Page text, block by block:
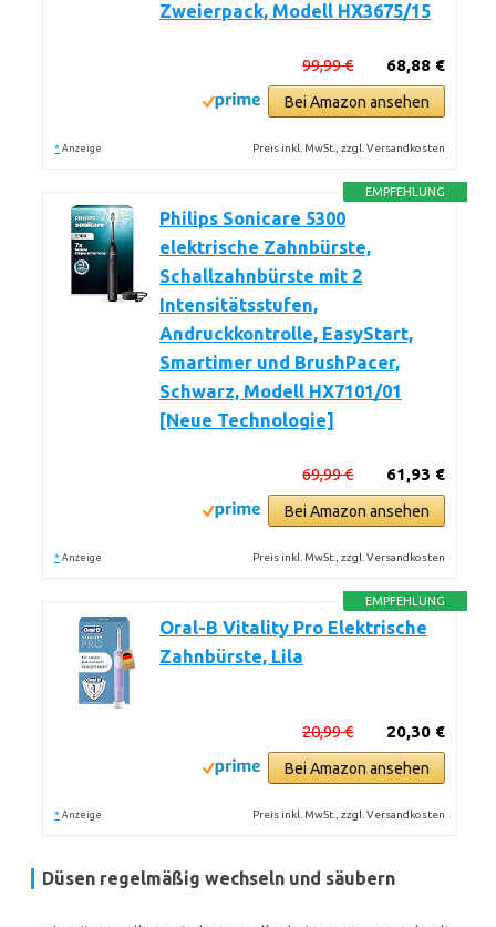
Zweierpack, Modell HX3675/15
68,88 €
99,99 €
Bei Amazon ansehen
* Anzeige Preis inkl. MwSt., zzgl. Versandkosten
EMPFEHLUNG
Philips Sonicare 5300
elektrische Zahnbürste,
Schallzahnbürste mit 2
Intensitätsstufen,
Andruckkontrolle, EasyStart,
Smartimer und BrushPacer,
Schwarz, Modell HX7101/01
[Neue Technologie]
61,93 €
69,99 €
Bei Amazon ansehen
* Anzeige Preis inkl. MwSt., zzgl. Versandkosten
EMPFEHLUNG
Oral-B Vitality Pro Elektrische
Zahnbürste, Lila
20,30 €
20,99 €
Bei Amazon ansehen
* Anzeige Preis inkl. MwSt., zzgl. Versandkosten
Düsen regelmäßig wechseln und säubern